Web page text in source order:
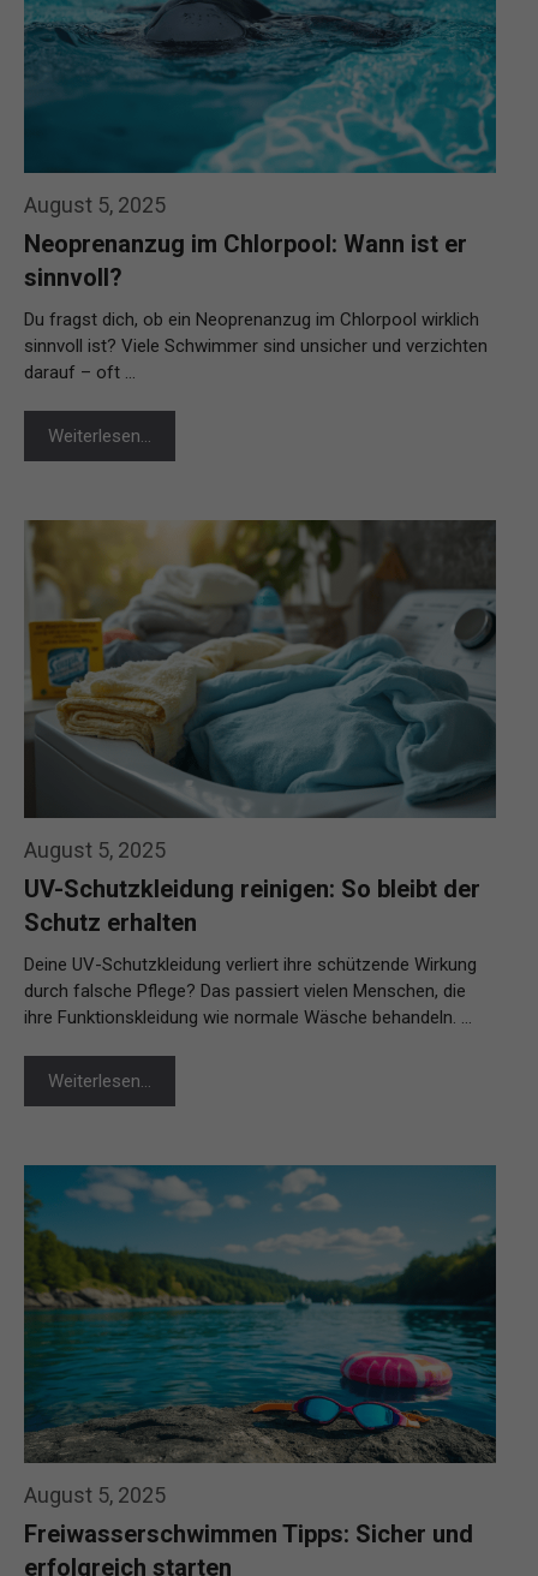
August 5, 2025
Neoprenanzug im Chlorpool: Wann ist er
sinnvoll?
Du fragst dich, ob ein Neoprenanzug im Chlorpool wirklich
sinnvoll ist? Viele Schwimmer sind unsicher und verzichten
darauf – oft …
Weiterlesen…
August 5, 2025
UV-Schutzkleidung reinigen: So bleibt der
Schutz erhalten
Deine UV-Schutzkleidung verliert ihre schützende Wirkung
durch falsche Pflege? Das passiert vielen Menschen, die
ihre Funktionskleidung wie normale Wäsche behandeln. …
Weiterlesen…
August 5, 2025
Freiwasserschwimmen Tipps: Sicher und
erfolgreich starten